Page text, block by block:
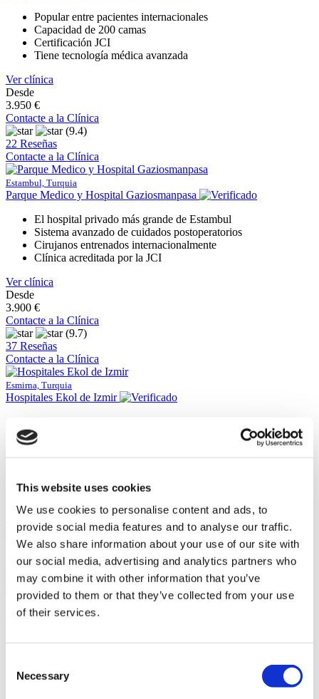
This website uses cookies
We use cookies to personalise content and ads, to
provide social media features and to analyse our traffic.
We also share information about your use of our site with
our social media, advertising and analytics partners who
may combine it with other information that you’ve
provided to them or that they’ve collected from your use
of their services.
Selection
Necessary
Popular entre pacientes internacionales
Capacidad de 200 camas
Certificación JCI
Tiene tecnología médica avanzada
Ver clínica
Desde
3.950 €
Contacte a la Clínica
(9.4)
22 Reseñas
Contacte a la Clínica
Estambul, Turquia
Parque Medico y Hospital Gaziosmanpasa
El hospital privado más grande de Estambul
Sistema avanzado de cuidados postoperatorios
Cirujanos entrenados internacionalmente
Clínica acreditada por la JCI
Ver clínica
Desde
3.900 €
Contacte a la Clínica
(9.7)
37 Reseñas
Contacte a la Clínica
Esmirna, Turquia
Hospitales Ekol de Izmir
Alta cantidad de reseñas
Monitoreado por la Unidad de Administración de Calidad
Utilizando la más avanzada tecnología
Ver clínica
3.850 €
Contacte a la Clínica
24 Reseñas
Contacte a la Clínica
Estambul, Turquia
Esteworld
Alto margen de reseñas